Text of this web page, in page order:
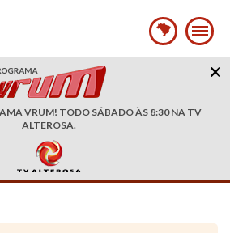
VRUM! TODO SÁBADO ÀS 8:30 NA TV
ALTEROSA.